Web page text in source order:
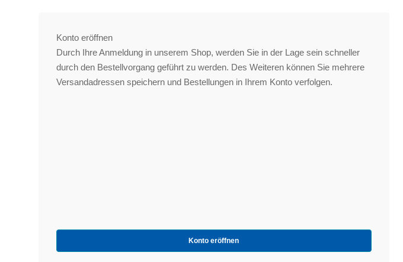
Konto eröffnen
Durch Ihre Anmeldung in unserem Shop, werden Sie in der Lage sein schneller
durch den Bestellvorgang geführt zu werden. Des Weiteren können Sie mehrere
Versandadressen speichern und Bestellungen in Ihrem Konto verfolgen.
Konto eröffnen